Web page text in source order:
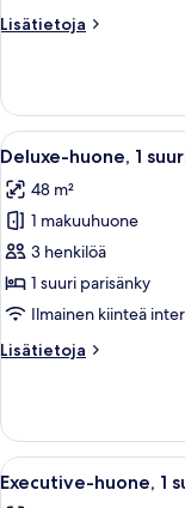
kielletty
Lisätietoja
Lisätietoja
1
suuri
parisänky,
kielletty
Avaa
kaikki
huonetyypin
Deluxe-
huone,
1
suuri
tupakointi
8
Deluxe-huone, 1
48 m²
1 makuuhuone
3 henkilöä
1 suuri parisänky
Ilmainen kiinteä
Lisätietoja
Lisätietoja
1
suuri
parisänky,
Avaa
kaikki
11
Executive-huone, 1